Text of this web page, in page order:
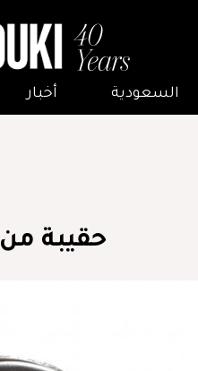
السعودية أخبار
حقيبة من Givenchy